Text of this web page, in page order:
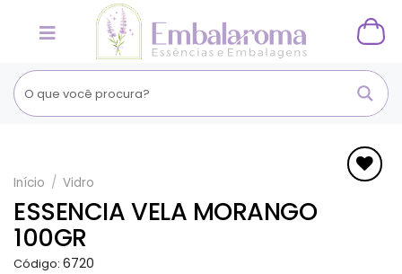
Início / Vidro
ESSENCIA VELA MORANGO
100GR
Código: 6720